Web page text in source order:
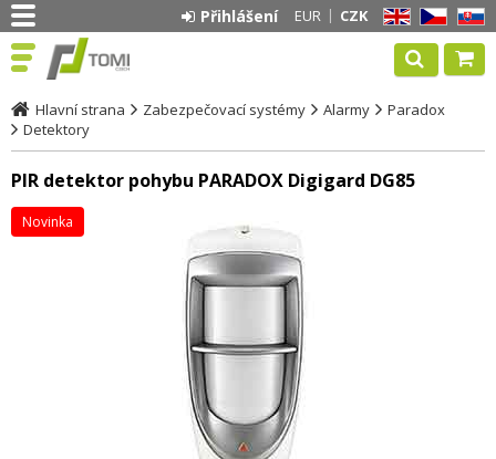
EN CZ SK
EUR CZK
Přihlášení
Hlavní strana Zabezpečovací systémy Alarmy
Paradox
Detektory
PIR detektor pohybu PARADOX Digigard DG85
Novinka